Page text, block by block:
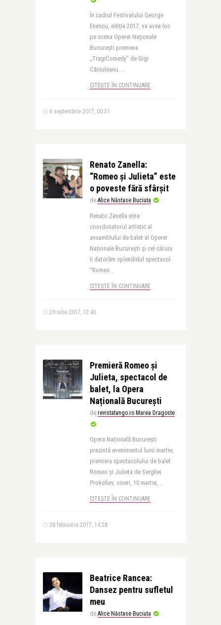
În cadrul Festivalului George
Enescu, ediția 2017, va avea loc
pe scena Operei Naționale
București premiera
„TragiComedy” de Gigi
Căciuleanu. ..
CITEȘTE ÎN CONTINUARE
6 septembrie 2017, 00:31
Renato Zanella:
“Romeo și Julieta” este
o poveste fără sfârșit
de Alice Năstase Buciuta
Renato Zanella este
coordonatorul artistic al
ansamblului de balet al Operei
Naționale București și cel căruia
îi datorăm splendidul spectacol
“Romeo ..
CITEȘTE ÎN CONTINUARE
29 iulie 2017, 12:43
Premieră Romeo și
Julieta, spectacol de
balet, la Opera
Națională București
de revistatango.ro Marea Dragoste
Opera Națională București
prezintă evenimentul lunii martie,
premiera spectacolului de balet
Romeo și Julieta de Serghei
Prokofiev, vineri, 10 martie, ..
CITEȘTE ÎN CONTINUARE
28 februarie 2017, 14:28
Beatrice Rancea:
Dansez pentru sufletul
meu
de Alice Năstase Buciuta